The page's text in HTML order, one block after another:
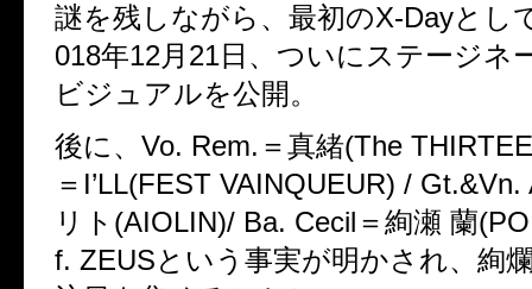
謎を残しながら、最初のX-Dayとし
018年12月21日、ついにステージネ
ビジュアルを公開。
後に、Vo. Rem.＝真緒(The
＝I’LL(FEST VAINQUEUR) /
リト(AIOLIN)/ Ba. Cecil＝絢瀬 蘭
f. ZEUSという事実が明かされ、絢